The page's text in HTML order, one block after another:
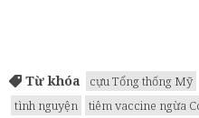
Từ khóa cựu Tổng thống Mỹ
tình nguyện
tiêm vaccine ngừa